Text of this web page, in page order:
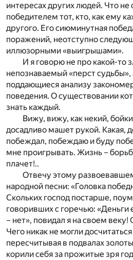
интересах других людей. Что не
победителем тот, кто, как ему
другого. Его сиюминутная
поражений, неотступно
иллюзорными «выигрышами».
И я говорю не про какой-то
непознаваемый «перст
поддающиеся анализу
поведения. О существовании
знать каждый.
Вижу, вижу, как некий,
досадливо машет рукой. Какая,
побеждал, побеждаю и буду
мне проигрывать. Жизнь –
плачет!..
Отвечу этому
народной песни: «Головка
Скольких господ постарше,
говоривших с горечью: «Деньги
– нет», повидал я на своем
Чего никак не могли
пересчитывая в подвалах
корили себя за прожитые зря